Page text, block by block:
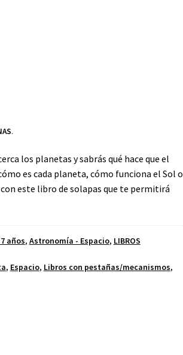
.
los planetas y sabrás qué hace que el
es cada planeta, cómo funciona el Sol o
este libro de solapas que te permitirá
años, Astronomía - Espacio, LIBROS
, Espacio, Libros con pestañas/mecanismos,